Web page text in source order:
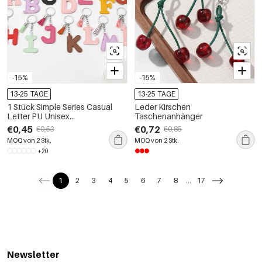
-15%
13-25 TAGE
1 Stück Simple Series Casual
Letter PU Unisex
Taschenanhänger
€0,45 €0,53
MOQ von 2 Stk.
+20
-15%
13-25 TAGE
Leder Kirschen
Taschenanhänger
€0,72 €0,85
MOQ von 2 Stk.
1 2 3 4 5 6 7 8 ... 17
Newsletter